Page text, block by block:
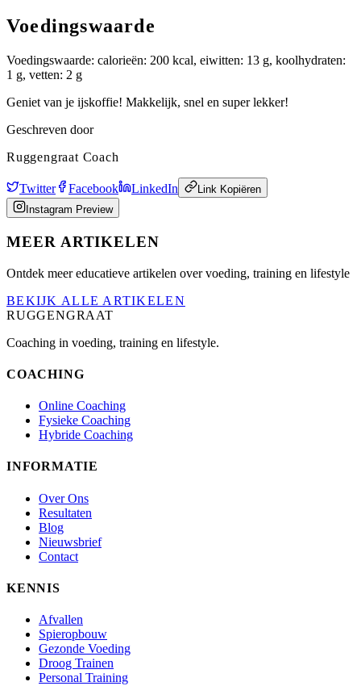
Voedingswaarde
Voedingswaarde: calorieën: 200 kcal, eiwitten: 13 g, koolhydraten:
1 g, vetten: 2 g
Geniet van je ijskoffie! Makkelijk, snel en super lekker!
Geschreven door
Ruggengraat Coach
Twitter Facebook LinkedIn
Link Kopiëren
Instagram Preview
MEER ARTIKELEN
Ontdek meer educatieve artikelen over voeding, training en lifestyle
BEKIJK ALLE ARTIKELEN
RUGGENGRAAT
Coaching in voeding, training en lifestyle.
COACHING
Online Coaching
Fysieke Coaching
Hybride Coaching
INFORMATIE
Over Ons
Resultaten
Blog
Nieuwsbrief
Contact
KENNIS
Afvallen
Spieropbouw
Gezonde Voeding
Droog Trainen
Personal Training